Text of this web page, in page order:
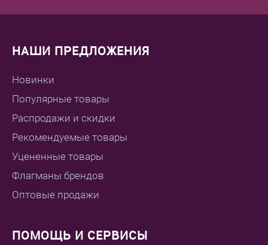
Габариты без упаковки (д/ш/в)
189.5 / 83 / 64.5
Вес НЕТТО (в граммах) ?
Аккумулятор
есть
НАШИ ПРЕДЛОЖЕНИЯ
Новинки
Популярные товары
Распродажи и скидки
Рекомендуемые товары
Уцененные товары
Флагманы брендов
Оптовые продажи
ПОМОЩЬ И СЕРВИСЫ